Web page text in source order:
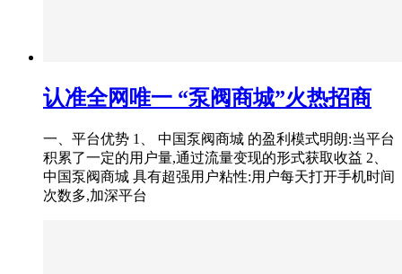
认准全网唯一 “泵阀商城”火热招商
一、平台优势 1、 中国泵阀商城 的盈利模式明朗:当平台
积累了一定的用户量,通过流量变现的形式获取收益 2、
中国泵阀商城 具有超强用户粘性:用户每天打开手机时间
次数多,加深平台